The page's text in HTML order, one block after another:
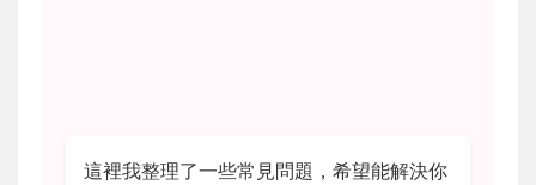
這裡我整理了一些常見問題，希望能解決你